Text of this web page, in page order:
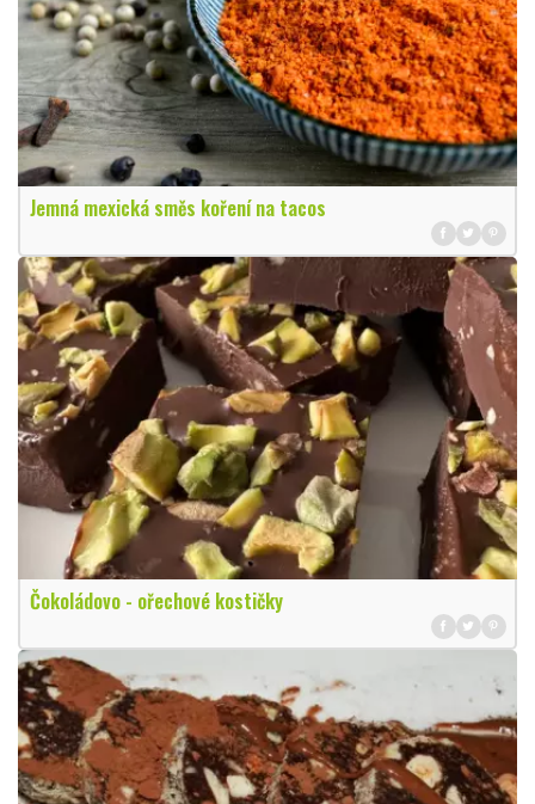
Jemná mexická směs koření na tacos
Čokoládovo - ořechové kostičky